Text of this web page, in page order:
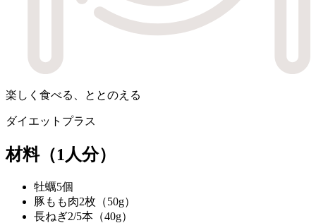
楽しく食べる、ととのえる
ダイエットプラス
材料（1人分）
牡蠣5個
豚もも肉2枚（50g）
長ねぎ2/5本（40g）